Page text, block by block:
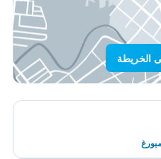
الخريطة